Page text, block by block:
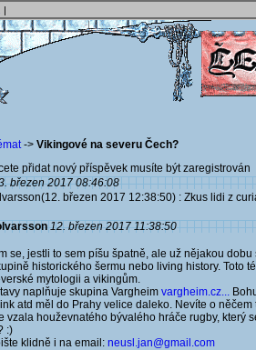
|
-> Vikingové na severu Čech?
přidat nový příspěvek musíte být
březen 2017 08:46:08
březen 2017 12:38:50) : Zkus lidi z
12. březen 2017 11:38:50
se, jestli to sem píšu špatně, ale už nějakou
historického šermu nebo living history. Toto
mytologii a vikingům.
naplňuje skupina Vargheim vargheim.cz...
atd měl do Prahy velice daleko. Nevíte o
vzala houževnatého bývalého hráče rugby, který
:)
klidně i na email: neusl.jan@gmail.com